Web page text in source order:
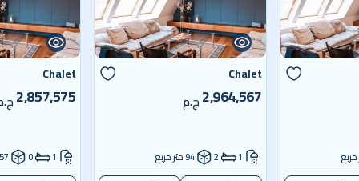
Chalet
2,857,575ج.م
1
0 57 متر مربع
Chalet
2,964,567ج.م
1
2 94 متر مربع